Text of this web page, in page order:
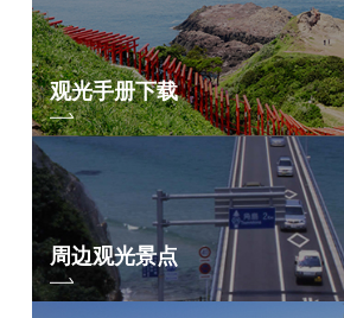
从旅游信息中心 YUKUTE
之旅 - 长门散落，春天。
行程包括参观只有 Naga Trip 才能进入的县内最
鲜河豚的豪华套餐。
日期 6 月 10 日和 17 日星期四，7 月 8 日和
更多信息和预订，请点击此处
⇒
https://nagatrip.nanavi.jp/plan/1338/
与俵山的荞麦面师傅一起制
面
观光手册下载
周边观光景点